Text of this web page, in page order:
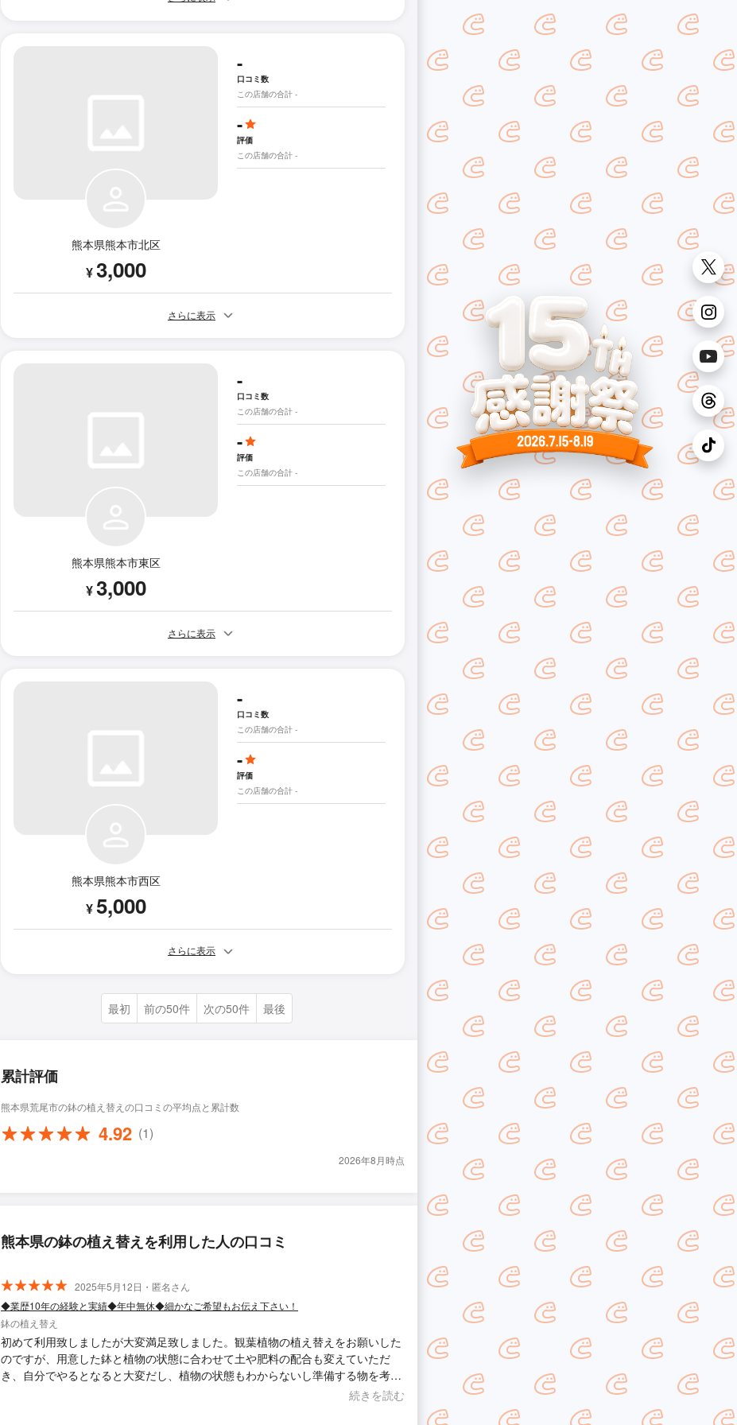
熊本県熊本市北区
¥3,000
-
口コミ数
この店舗の合計 -
-
評価
この店舗の合計 -
さらに表示
熊本県熊本市東区
¥3,000
-
口コミ数
この店舗の合計 -
-
評価
この店舗の合計 -
さらに表示
熊本県熊本市西区
¥5,000
-
口コミ数
この店舗の合計 -
-
評価
この店舗の合計 -
さらに表示
最初 前の50件 次の50件 最後
累計評価
熊本県荒尾市の鉢の植え替えの口コミの平均点と累計数
4.92 (1)
2026年8月時点
熊本県の鉢の植え替えを利用した人の口コミ
2025年5月12日・匿名さん
◆業歴10年の経験と実績◆年中無休◆細かなご希望もお伝え下さい！
鉢の植え替え
初めて利用致しましたが大変満足致しました。観葉植物の植え替えをお願いした
のですが、用意した鉢と植物の状態に合わせて土や肥料の配合も変えていただ
き、自分でやるとなると大変だし、植物の状態もわからないし準備する物を考え
ると大変お安い金額だと思います。このまま、ぐんぐん育ってくれると嬉しいで
続きを読む